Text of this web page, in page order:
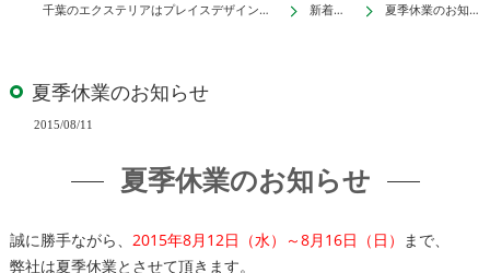
千葉のエクステリアはプレイスデザイン株式会社 新着情報 夏季休業のお知らせ
夏季休業のお知らせ
2015/08/11
夏季休業のお知らせ
誠に勝手ながら、 2015年8月12日（水）～8月16日（日） まで、
弊社は夏季休業とさせて頂きます。